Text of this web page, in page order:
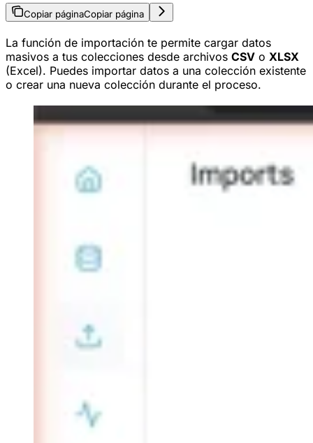
Copiar páginaCopiar página
La función de importación te permite cargar datos
masivos a tus colecciones desde archivos CSV o XLSX
(Excel). Puedes importar datos a una colección existente
o crear una nueva colección durante el proceso.